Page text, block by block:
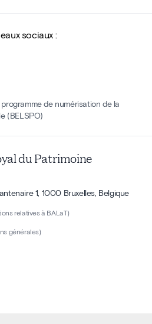
sociaux :
de numérisation de la
(BELSPO)
du Patrimoine
1, 1000 Bruxelles, Belgique
relatives à BALaT)
générales)